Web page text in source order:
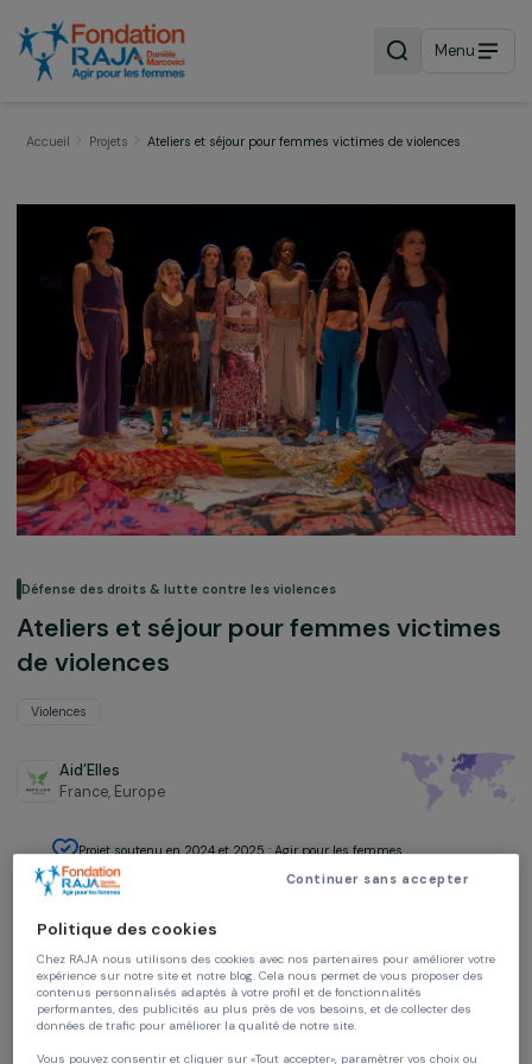
Menu
Défense des droits & lutte contre les violences
Ateliers et séjour pour femmes
Violences
Aid’Elles
France,
Projet soutenu en 2024 et 2025 : Agir pour les femmes
Politique des cookies
Continuer sans accepter